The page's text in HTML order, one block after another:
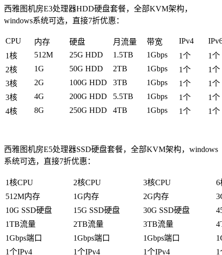
西雅图机房E3处理器HDD硬盘套餐，全部KVM架构，
windows系统可选，直接7折优惠：
CPU 内存 硬盘 月流量 带宽 IPv4
1核
512M 25G HDD 1.5TB 1Gbps 1个
1个
2核
1G 50G HDD 2TB 1Gbps 1个
1个
3核
2G 100G HDD 3TB 1Gbps 1个
1个
3核
4G 200G HDD 5.5TB 1Gbps 1个
1个
4核
8G 250G HDD 4TB 1Gbps 1个 1个
西雅图机房E5处理器SSD硬盘套餐，全部KVM架构，windows
系统可选，直接7折优惠：
1核CPU 2核CPU 3核CPU
6
512M内存
1G内存 2G内存
10G SSD硬盘
15G SSD硬盘 30G SSD硬盘
1TB流量
2TB流量 3TB流量
1Gbps端口
1Gbps端口 1Gbps端口
1个IPv4
1个IPv4 1个IPv4
1